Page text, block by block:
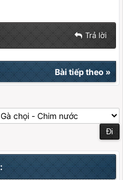
Trả lời
Bài tiếp theo»